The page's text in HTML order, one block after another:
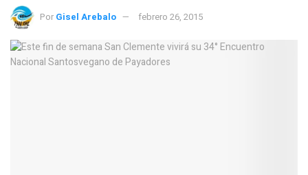
Por Gisel Arebalo febrero 26, 2015